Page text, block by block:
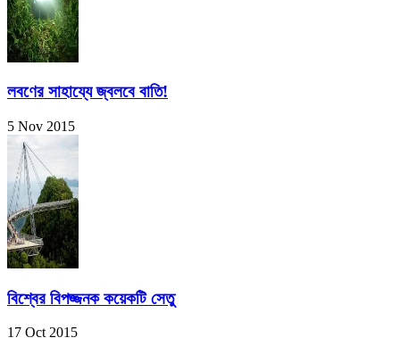
লবণের সাহায্যে জ্বলবে বাতি!
5 Nov 2015
বিশ্বের বিপজ্জনক কয়েকটি সেতু
17 Oct 2015